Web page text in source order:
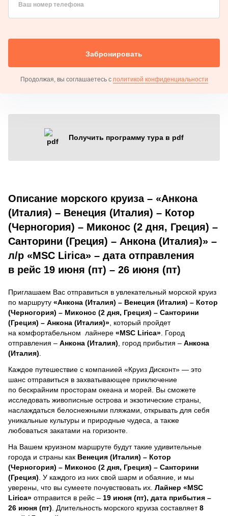
Ваш номер телефона
Забронировать
Продолжая, вы соглашаетесь с политикой конфиденциальности
Получить программу тура в pdf
Описание морского круиза – «Анкона
(Италия) – Венеция (Италия) – Котор
(Черногория) – Миконос (2 дня, Греция) –
Санторини (Греция) – Анкона (Италия)» –
л/р «MSC Lirica» – дата отправления
в рейс 19 июня (пт) – 26 июня (пт)
Приглашаем Вас отправиться в увлекательный морской круиз
по маршруту «Анкона (Италия) – Венеция (Италия) – Котор
(Черногория) – Миконос (2 дня, Греция) – Санторини
(Греция) – Анкона (Италия)» , который пройдет
на комфортабельном лайнере «MSC Lirica» . Город
отправления – Анкона (Италия) , город прибытия – Анкона
(Италия)
Каждое путешествие с компанией «Круиз Дисконт» — это
шанс отправиться в захватывающее приключение
по бескрайним просторам океана и морей. Вы сможете
исследовать живописные острова и экзотические страны,
наслаждаться белоснежными пляжами, открывать для себя
уникальные культуры и природные чудеса, а также
любоваться закатами на горизонте.
На Вашем круизном маршруте будут такие удивительные
города и страны как Венеция (Италия) – Котор
(Черногория) – Миконос (2 дня, Греция) – Санторини
(Греция) . У каждого из них свой шарм и обаяние, и мы
уверены, что вы сумеете почувствовать их. Лайнер «MSC
Lirica» отправится в рейс – 19 июня (пт), дата прибытия –
26 июня (пт) . Длительность морского круиза составляет8